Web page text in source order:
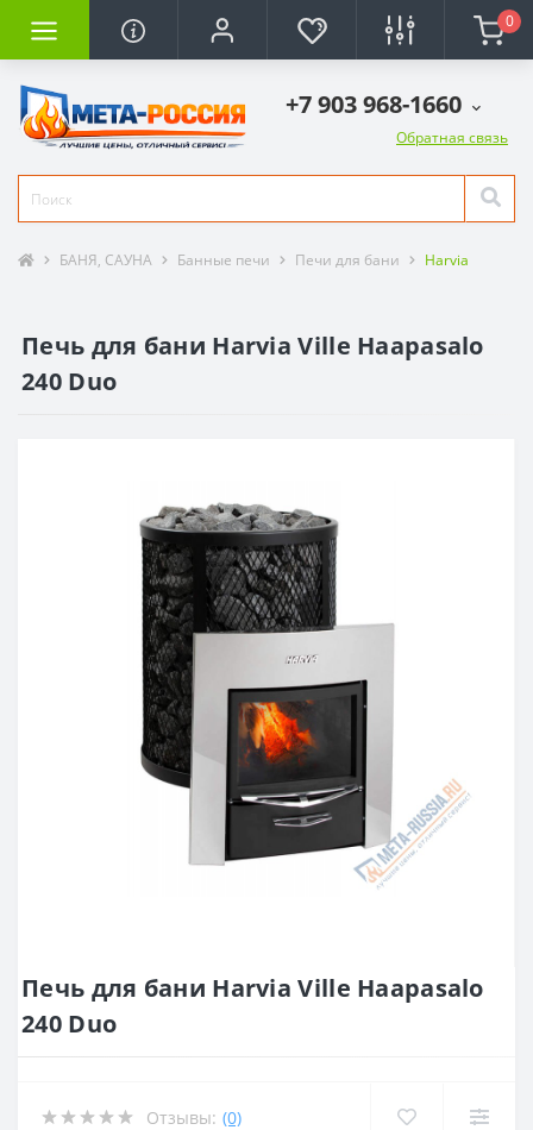
0
+7 903 968-1660
Обратная связь
БАНЯ, САУНА Банные печи Печи для бани Harvia
Печь для бани Harvia Ville Haapasalo
240 Duo
Печь для бани Harvia Ville Haapasalo
240 Duo
Отзывы: (0)